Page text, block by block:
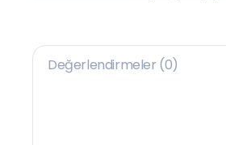
Değerlendirmeler (0)